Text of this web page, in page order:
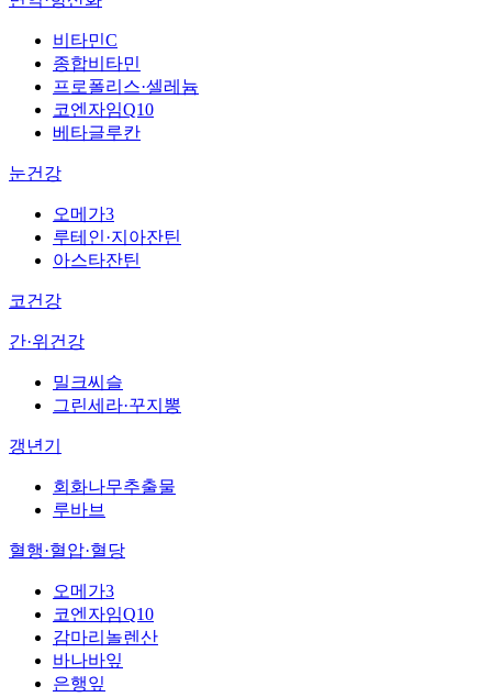
비타민C
종합비타민
프로폴리스·셀레늄
코엔자임Q10
베타글루칸
눈건강
오메가3
루테인·지아잔틴
아스타잔틴
코건강
간·위건강
밀크씨슬
그린세라·꾸지뽕
갱년기
회화나무추출물
루바브
혈행·혈압·혈당
오메가3
코엔자임Q10
감마리놀렌산
바나바잎
은행잎